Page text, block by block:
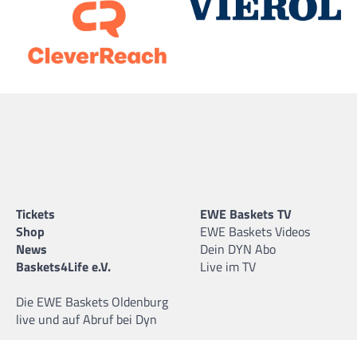
Tickets
Shop
News
Baskets4Life e.V.
Die EWE Baskets Oldenburg
live und auf Abruf bei Dyn
EWE Baskets TV
EWE Baskets Videos
Dein DYN Abo
Live im TV